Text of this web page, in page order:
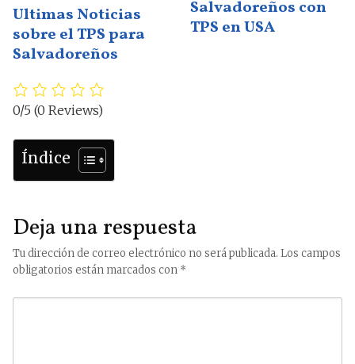
Ultimas Noticias
sobre el TPS para
Salvadoreños
Salvadoreños con
TPS en USA
0/5 (0 Reviews)
Índice
Deja una respuesta
Tu dirección de correo electrónico no será publicada. Los campos
obligatorios están marcados con *